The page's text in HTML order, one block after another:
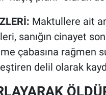
Maktullere ait
sanığın cinayet
çabasına rağmen
delil olarak